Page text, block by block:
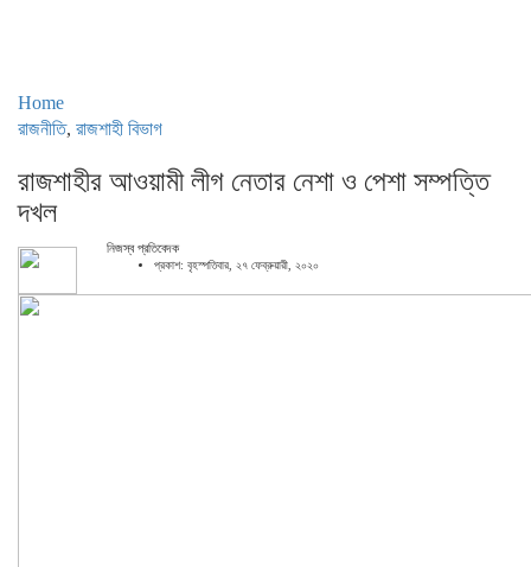
Home
রাজনীতি, রাজশাহী বিভাগ
রাজশাহীর আওয়ামী লীগ নেতার নেশা ও পেশা সম্পত্তি
দখল
নিজস্ব প্রতিবেদক
প্রকাশ: বৃহস্পতিবার, ২৭ ফেব্রুয়ারী, ২০২০